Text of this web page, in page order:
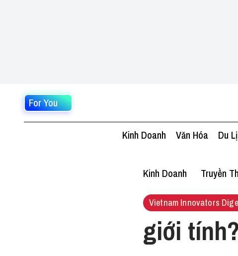
For You
Kinh Doanh Văn Hóa Du
Kinh Doanh Truyền
Vietnam Innovators
giới tính?